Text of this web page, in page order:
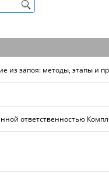
из запоя: методы, этапы и
ответственностью